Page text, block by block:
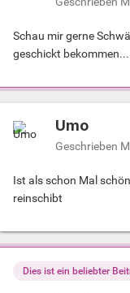
Schau mir gerne
geschickt bekommen...
Umo
Geschrieben
Ist als schon Mal
reinschibt
Dies ist ein beliebter